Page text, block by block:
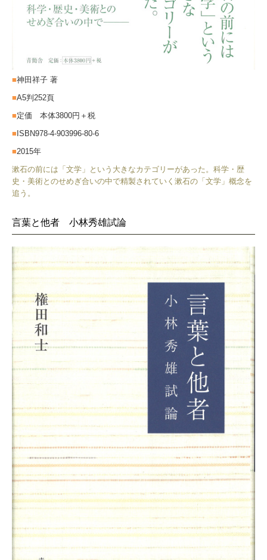
■神田祥子 著
■A5判252頁
■定価 本体3800円＋税
■ISBN978-4-903996-80-6
■2015年
漱石の前には「文学」という大きなカテゴリーがあった。科学・歴
史・美術とのせめぎ合いの中で精製されていく漱石の「文学」概念を
追う。
言葉と他者 小林秀雄試論